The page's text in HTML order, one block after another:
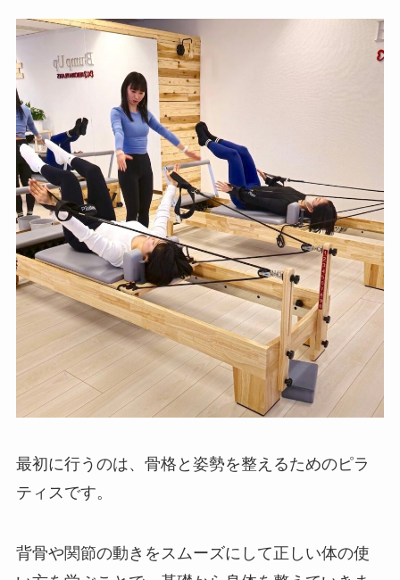
最初に行うのは、骨格と姿勢を整えるためのピラ
ティスです。
背骨や関節の動きをスムーズにして正しい体の使